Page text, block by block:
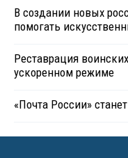
В создании новых
помогать
Реставрация
ускоренном режиме
«Почта России»